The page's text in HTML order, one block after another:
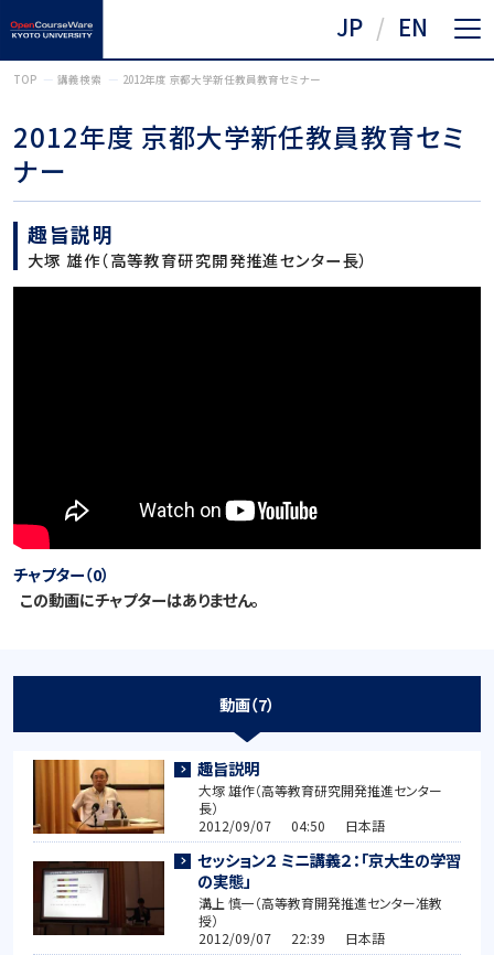
JP EN
TOP 講義検索 2012年度 京都大学新任教員教育セミナー
2012年度 京都大学新任教員教育セミ
ナー
趣旨説明
大塚 雄作（高等教育研究開発推進センター長）
チャプター（0）
この動画にチャプターはありません。
動画（7）
趣旨説明
大塚 雄作（高等教育研究開発推進センター
長）
2012/09/07 04:50 日本語
セッション２ ミニ講義２：「京大生の学習
の実態」
溝上 慎一（高等教育開発推進センター准教
授）
2012/09/07 22:39 日本語